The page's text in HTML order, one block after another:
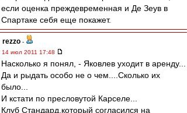
если оценка преждевременная и Де Зеув в
Спартаке себя еще покажет.
rezzo -
14 июл 2011 17:48
Насколько я понял, - Яковлев уходит в аренду...
Да и рыдать особо не о чем....Сколько их
было...
И кстати по пресловутой Карселе...
Клуб Стандард,который согласился на